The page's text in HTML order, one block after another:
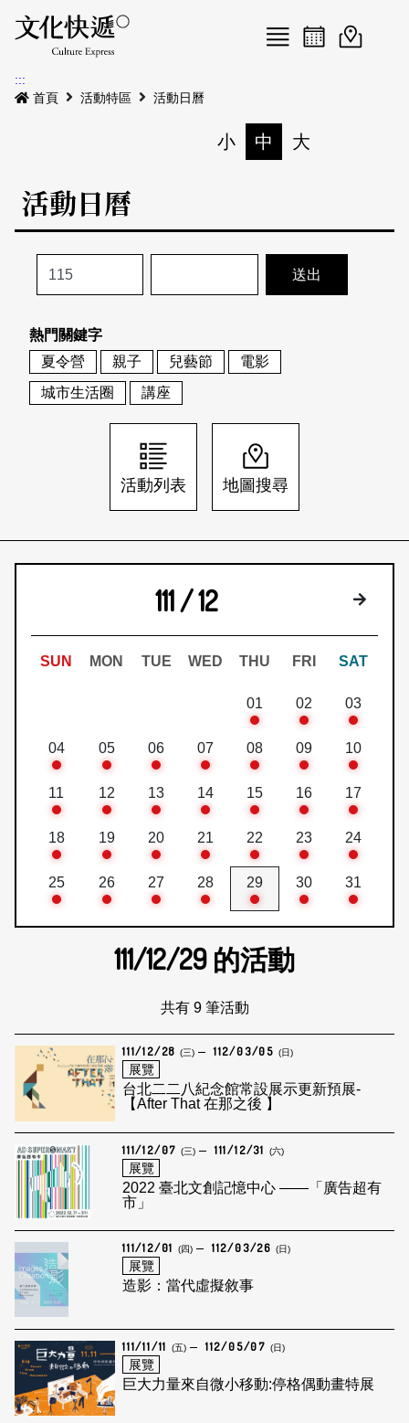
Menu
最新公告
本期專題
歷史專題
活動特區
活動列表
地圖搜尋
關於我們
關於我們
刊物索取地點
會員基本資料
刊登活動
網站導覽 English
日本語 登入/註冊
活動日曆活動地圖
:::
首頁
活動特區 活動日曆
小 中 大
活動日曆
熱門關鍵字
夏令營
親子 兒藝節
電影
城市生活圈
講座
活動列表 地圖搜尋
111 / 12 下個月
SUN MON TUE WED THU FRI SAT
01 02 03
04 05 06 07 08 09 10
11 12 13 14 15 16 17
18 19 20 21 22 23 24
25 26 27 28 29 30 31
111/12/29 的活動
共有 9 筆活動
111/12/28 (三) 112/03/05 (日)
展覽
台北二二八紀念館常設展示更新預展-
【After That 在那之後 】
111/12/07 (三) 111/12/31 (六)
展覽
2022 臺北文創記憶中心 ——「廣告超有
市」
111/12/01 (四) 112/03/26 (日)
展覽
造影：當代虛擬敘事
111/11/11 (五) 112/05/07 (日)
展覽
巨大力量來自微小移動:停格偶動畫特展